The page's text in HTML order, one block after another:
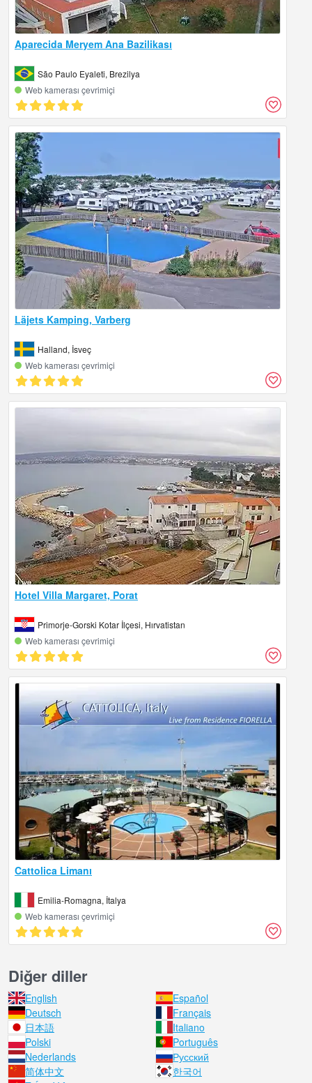
Aparecida Meryem Ana Bazilikası
São Paulo Eyaleti, Brezilya
Web kamerası çevrimiçi
Läjets Kamping, Varberg
Halland, İsveç
Web kamerası çevrimiçi
Hotel Villa Margaret, Porat
Primorje-Gorski Kotar İlçesi, Hırvatistan
Web kamerası çevrimiçi
Cattolica Limanı
Emilia-Romagna, İtalya
Web kamerası çevrimiçi
Diğer diller
English
Español
Deutsch
Français
日本語
Italiano
Polski
Português
Nederlands
Русский
简体中文
한국어